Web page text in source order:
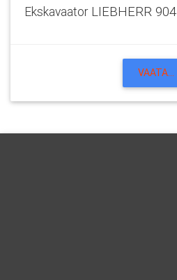
EkskavaatorLIEBHERR 904
VAATA...